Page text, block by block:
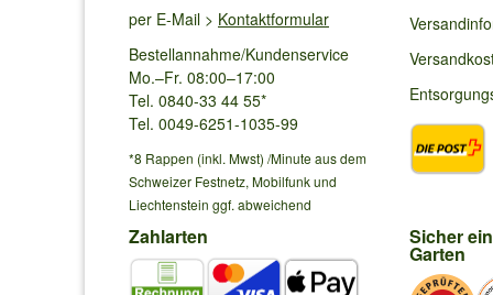
Helmut S.aus Wels schrieb am
Anfrage: Kann man Säulen-Kirschen auch auf ca.1.2
Mit regelmäßigem Rückschnitt können die Säulen auf
Silvia O. aus Wildon 8410 schrieb am
per E-Mail > Kontaktformular
Bestellannahme/Kundenservice
Mo.–Fr. 08:00–17:00
Tel. 0840-33 44 55*
Tel. 0049-6251-1035-99
*8 Rappen (inkl. Mwst) /Minute aus dem
Schweizer Festnetz, Mobilfunk und
Liechtenstein ggf. abweichend
Zahlarten Sicher
Garten